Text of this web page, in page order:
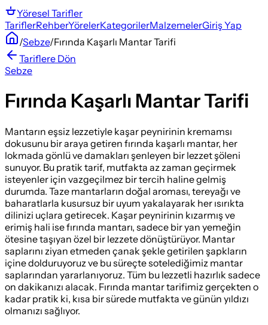
Yöresel Tarifler
TariflerRehberYörelerKategorilerMalzemelerGiriş Yap
/Sebze/Fırında Kaşarlı Mantar Tarifi
Tariflere Dön
Sebze
Fırında Kaşarlı Mantar Tarifi
Mantarın eşsiz lezzetiyle kaşar peynirinin kremamsı
dokusunu bir araya getiren fırında kaşarlı mantar, her
lokmada gönlü ve damakları şenleyen bir lezzet şöleni
sunuyor. Bu pratik tarif, mutfakta az zaman geçirmek
isteyenler için vazgeçilmez bir tercih haline gelmiş
durumda. Taze mantarların doğal aroması, tereyağı ve
baharatlarla kusursuz bir uyum yakalayarak her ısırıkta
dilinizi uçlara getirecek. Kaşar peynirinin kızarmış ve
erimiş hali ise fırında mantarı, sadece bir yan yemeğin
ötesine taşıyan özel bir lezzete dönüştürüyor. Mantar
saplarını ziyan etmeden çanak şekle getirilen şapkların
içine dolduruyoruz ve bu süreçte sotelediğimiz mantar
saplarından yararlanıyoruz. Tüm bu lezzetli hazırlık sadece
on dakikanızı alacak. Fırında mantar tarifimiz gerçekten o
kadar pratik ki, kısa bir sürede mutfakta ve günün yıldızı
olmanızı sağlıyor.